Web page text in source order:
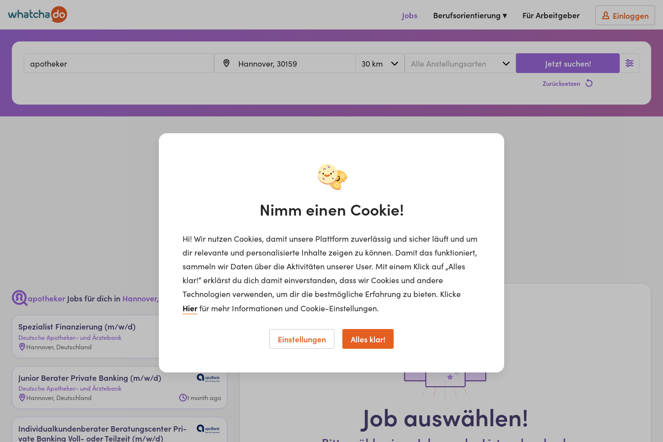
Jobs Berufsorientierung ▾ Für Arbeitgeber Einloggen
Jetzt suchen!
Zurücksetzen
apotheker Jobs für dich in Hannover, 30159
Spe­zia­lis­t ­Fi­nan­zie­run­g (m/w/d)
Deutsche Apotheker- und Ärztebank
Hannover, Deutschland
Ju­nior Be­ra­ter Pri­va­te Ban­kin­g (m/w/d)
Deutsche Apotheker- und Ärztebank
Hannover, Deutschland 1 month ago
In­di­vi­dual­kun­den­be­ra­ter Be­ra­tungs­cen­ter Pri­
va­te Ban­kin­g ­Vol­l- o­der ­Teil­zeit (m/w/d)
Job auswählen!
Nimm einen Cookie!
Hi! Wir nutzen Cookies, damit unsere Plattform zuverlässig und sicher läuft und um
dir relevante und personalisierte Inhalte zeigen zu können. Damit das funktioniert,
sammeln wir Daten über die Aktivitäten unserer User. Mit einem Klick auf „Alles
klar!“ erklärst du dich damit einverstanden, dass wir Cookies und andere
Technologien verwenden, um dir die bestmögliche Erfahrung zu bieten. Klicke
Hierfür mehr Informationen und Cookie-Einstellungen.
Einstellungen Alles klar!